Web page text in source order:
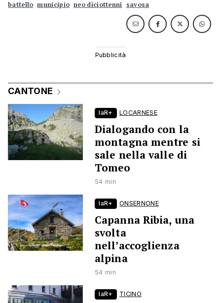
battello municipio neo diciottenni savosa
CANTONE
laR+ LOCARNESE
Dialogando con la
montagna mentre si
sale nella valle di
Tomeo
54 min
laR+ ONSERNONE
Capanna Ribia, una
svolta
nell’accoglienza
alpina
54 min
laR+ TICINO